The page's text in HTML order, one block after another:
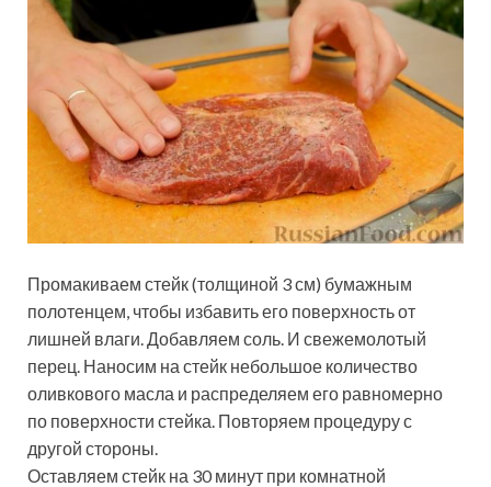
Промакиваем стейк (толщиной 3 см) бумажным
полотенцем, чтобы избавить его поверхность от
лишней влаги. Добавляем соль. И свежемолотый
перец. Наносим на стейк небольшое количество
оливкового масла и распределяем его равномерно
по поверхности стейка. Повторяем процедуру с
другой стороны.
Оставляем стейк на 30 минут при комнатной